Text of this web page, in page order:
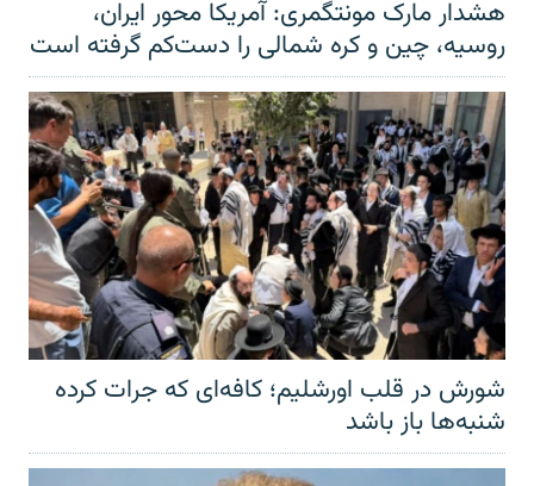
هشدار مارک مونتگمری: آمریکا محور ایران،
روسیه، چین و کره شمالی را دست‌کم گرفته است
شورش در قلب اورشلیم؛ کافه‌ای که جرات کرده
شنبه‌ها باز باشد